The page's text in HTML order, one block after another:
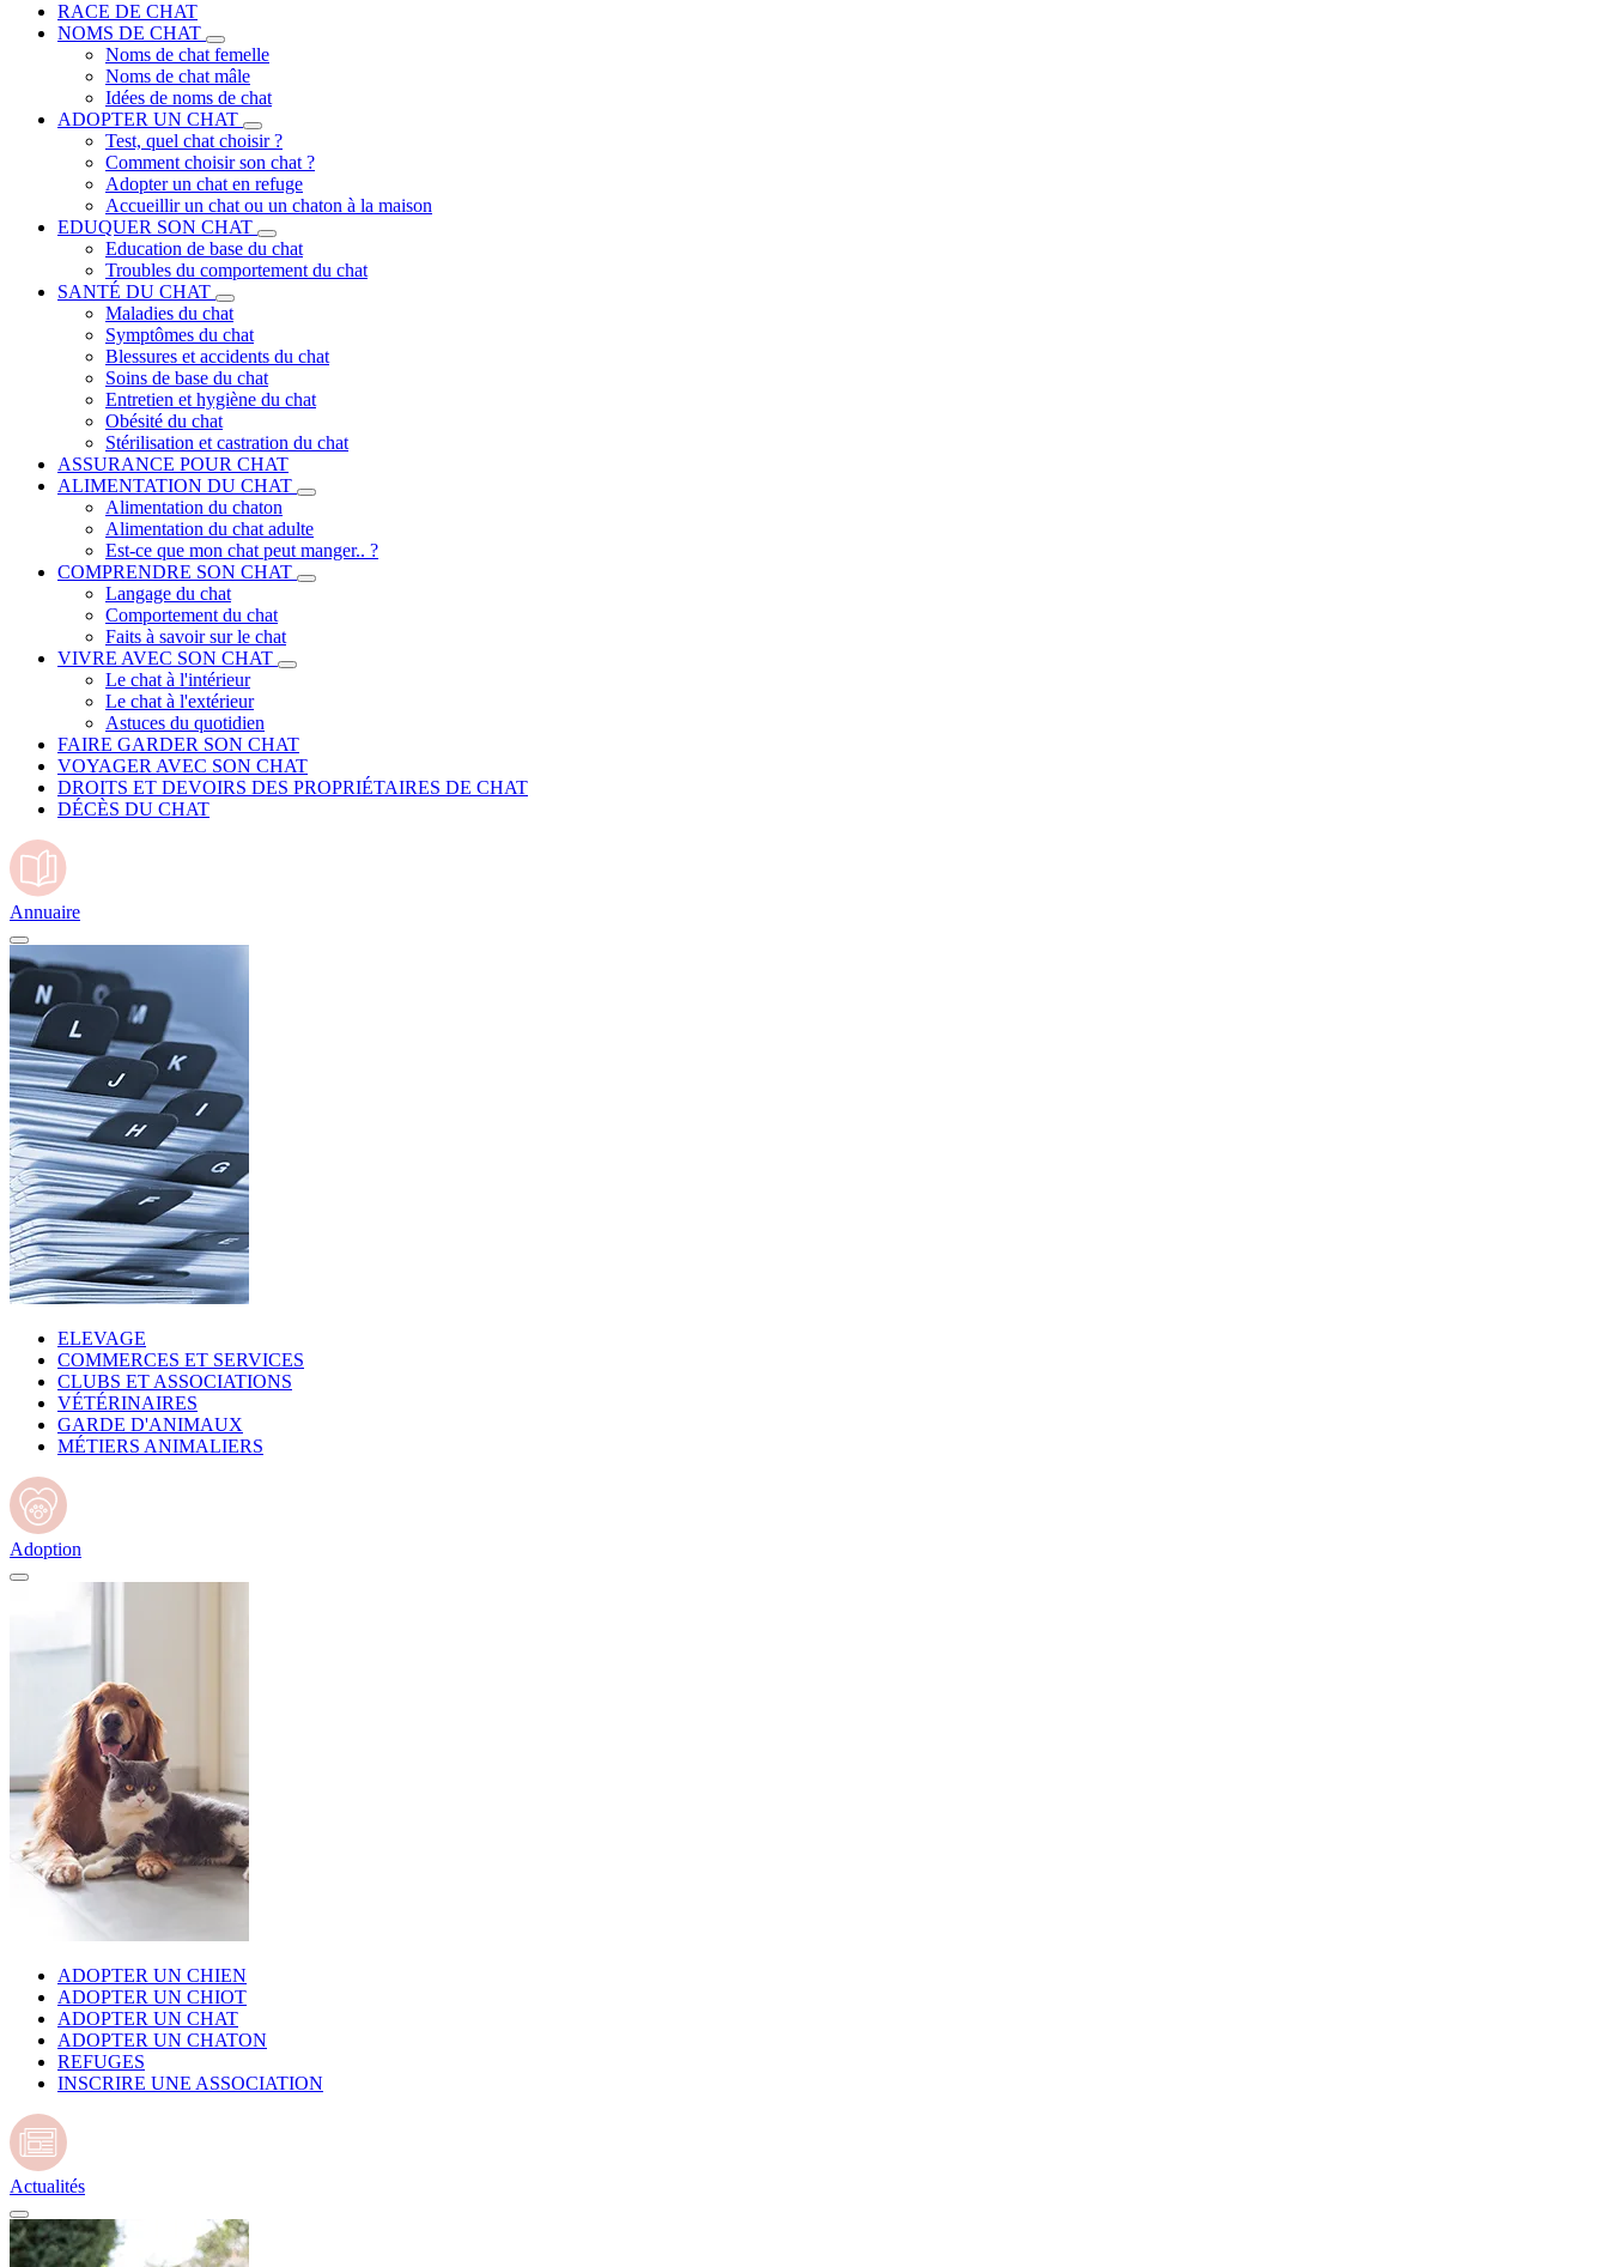
RACE DE CHAT
NOMS DE CHAT
Noms de chat femelle
Noms de chat mâle
Idées de noms de chat
ADOPTER UN CHAT
Test, quel chat choisir ?
Comment choisir son chat ?
Adopter un chat en refuge
Accueillir un chat ou un chaton à la maison
EDUQUER SON CHAT
Education de base du chat
Troubles du comportement du chat
SANTÉ DU CHAT
Maladies du chat
Symptômes du chat
Blessures et accidents du chat
Soins de base du chat
Entretien et hygiène du chat
Obésité du chat
Stérilisation et castration du chat
ASSURANCE POUR CHAT
ALIMENTATION DU CHAT
Alimentation du chaton
Alimentation du chat adulte
Est-ce que mon chat peut manger.. ?
COMPRENDRE SON CHAT
Langage du chat
Comportement du chat
Faits à savoir sur le chat
VIVRE AVEC SON CHAT
Le chat à l'intérieur
Le chat à l'extérieur
Astuces du quotidien
FAIRE GARDER SON CHAT
VOYAGER AVEC SON CHAT
DROITS ET DEVOIRS DES PROPRIÉTAIRES DE CHAT
DÉCÈS DU CHAT
Annuaire
ELEVAGE
COMMERCES ET SERVICES
CLUBS ET ASSOCIATIONS
VÉTÉRINAIRES
GARDE D'ANIMAUX
MÉTIERS ANIMALIERS
Adoption
ADOPTER UN CHIEN
ADOPTER UN CHIOT
ADOPTER UN CHAT
ADOPTER UN CHATON
REFUGES
INSCRIRE UNE ASSOCIATION
Actualités